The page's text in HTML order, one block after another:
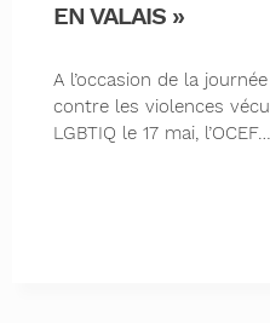
EN VALAIS »
A l’occasion de la
contre les violences
LGBTIQ le 17 mai, l’OCEF…